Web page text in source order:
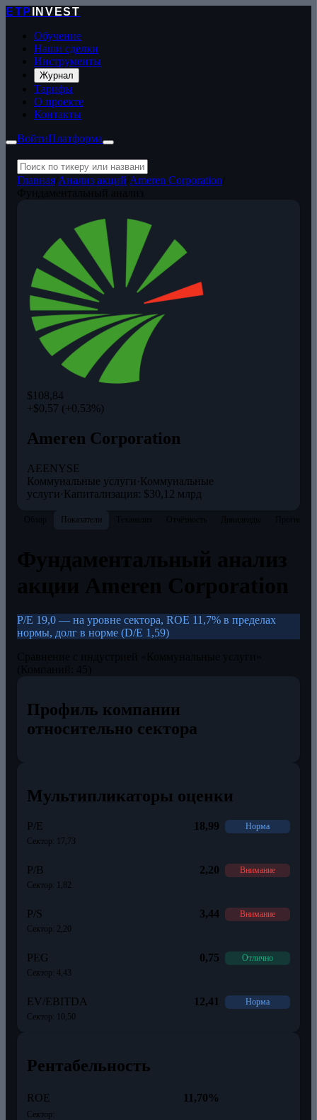
ETP
INVEST
Обучение
Наши сделки
Инструменты
Журнал
Тарифы
О проекте
Контакты
ВойтиПлатформа
Главная Анализ акций Ameren Corporation
$108,84
+$0,57 (+0,53%)
Ameren Corporation
AEENYSE
Коммунальные услуги·Коммунальные
услуги·Капитализация: $30,12 млрд
Показатели
P/E 19,0 — на уровне сектора, ROE 11,7% в пределах
нормы, долг в норме (D/E 1,59)
Профиль компании
относительно сектора
Мультипликаторы оценки
P/E
Сектор: 17,73
18,99 Норма
P/B
Сектор: 1,82
2,20 Внимание
P/S
Сектор: 2,20
3,44 Внимание
PEG
Сектор: 4,43
0,75 Отлично
EV/EBITDA
Сектор: 10,50
12,41 Норма
Рентабельность
ROE
Сектор:
11,70%